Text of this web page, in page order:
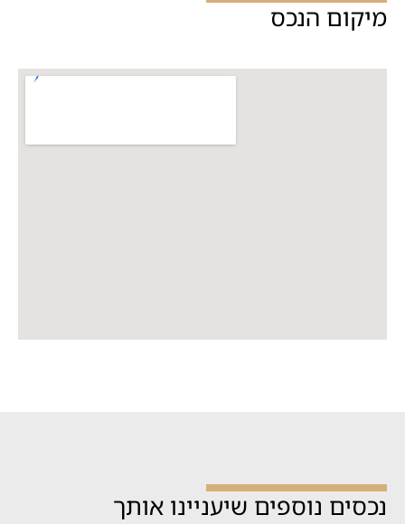
מיקום הנכס
נכסים נוספים שיעניינו אותך